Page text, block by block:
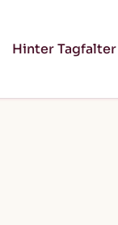
Hinter Tagfalter